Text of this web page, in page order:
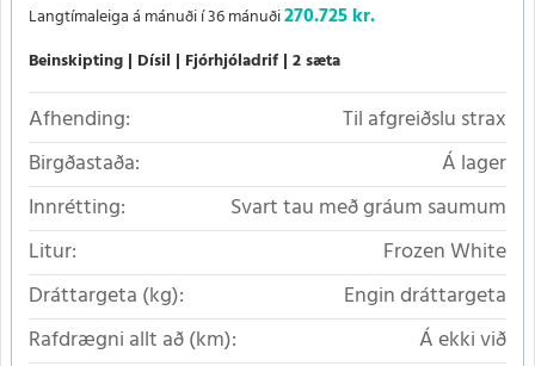
Langtímaleiga á mánuði í 36 mánuði270.725 kr.
Beinskipting Dísil Fjórhjóladrif 2 sæta
Afhending:
Til afgreiðslu strax
Birgðastaða:
Á lager
Innrétting:
Svart tau með gráum saumum
Litur:
Frozen White
Dráttargeta (kg):
Engin dráttargeta
Rafdrægni allt að (km):
Á ekki við